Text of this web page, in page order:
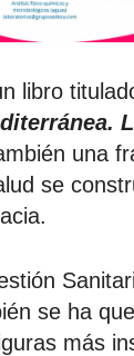
libro
una
se
se ha
más